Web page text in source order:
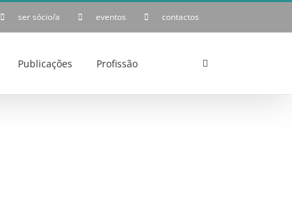
ser sócio/a eventos contactos
Publicações Profissão